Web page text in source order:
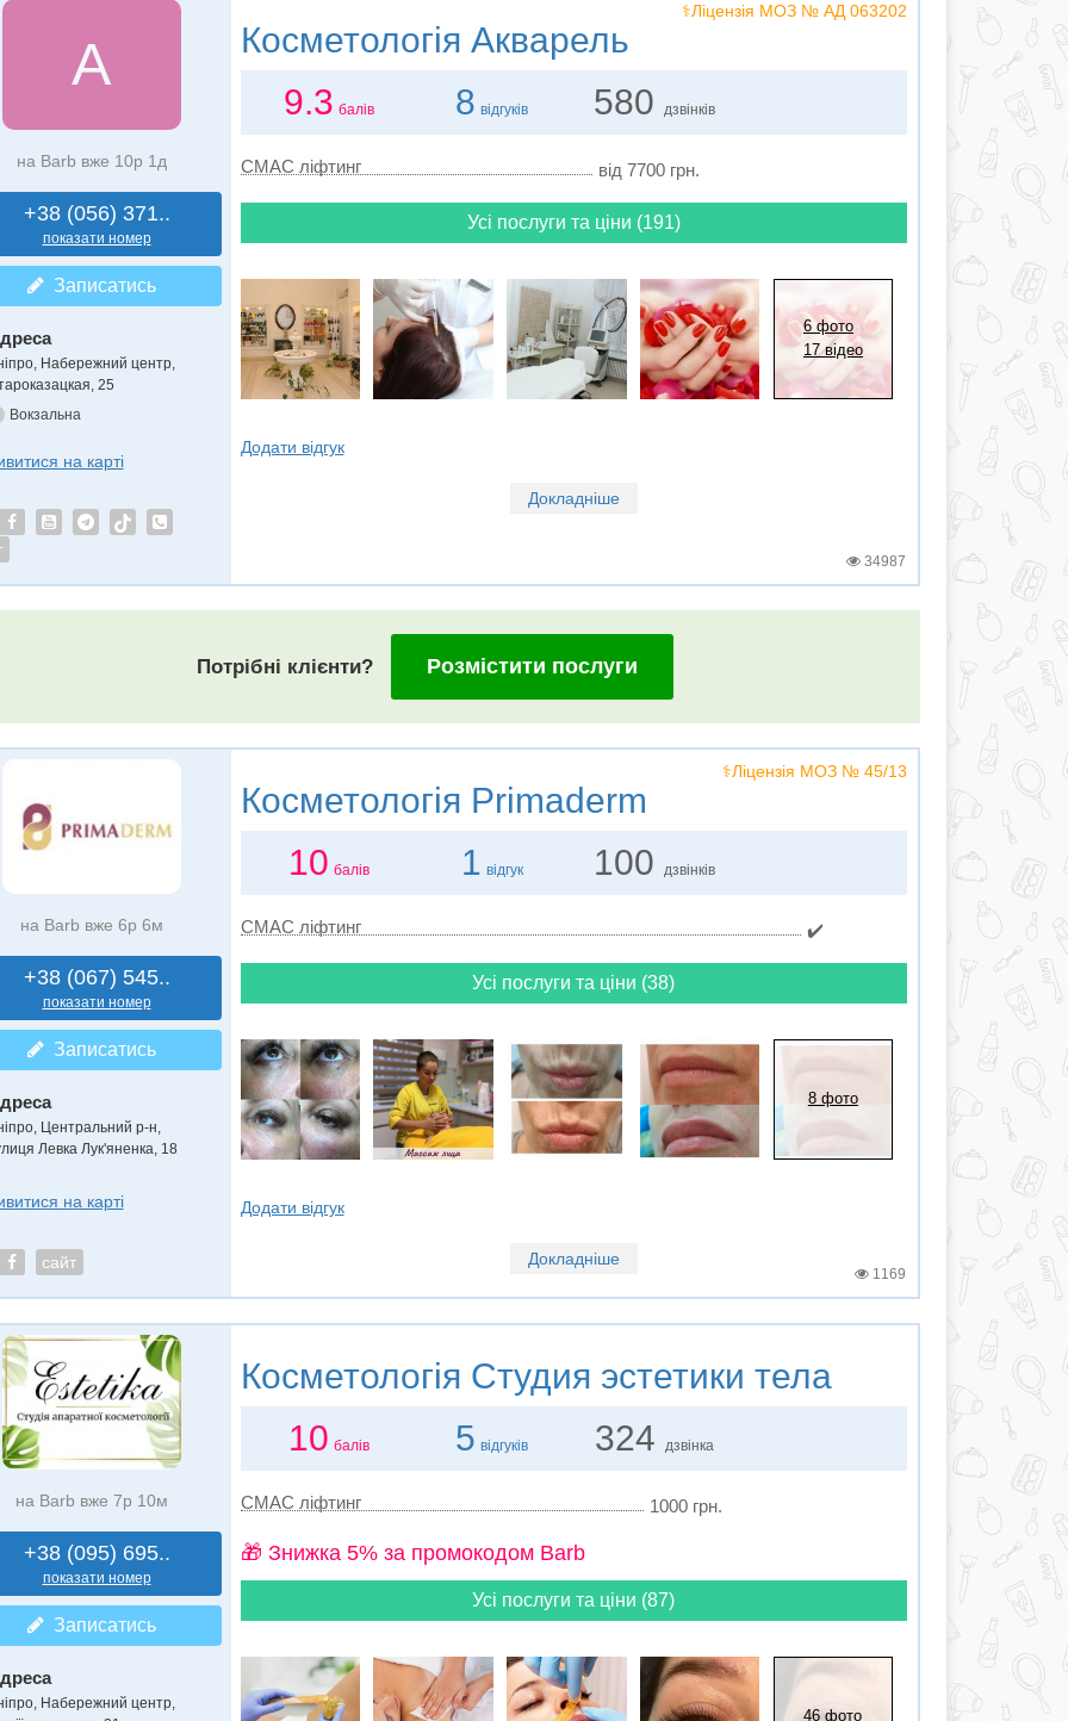
А
на Barb вже 10р 1д
+38 (056) 371..
показати номер
Записатись
Набережний центр,
25
Вокзальна
на карті
⚕️Ліцензія МОЗ № АД 063202
Косметологія Акварель
9.3 балів 8 відгуків 580 дзвінків
СМАС ліфтинг від 7700 грн.
Усі послуги та ціни (191)
6 фото
17 відео
Додати відгук
Докладніше
34987
Потрібні клієнти? Розмістити послуги
на Barb вже 6р 6м
+38 (067) 545..
показати номер
Записатись
Центральний р-н
Левка Лук'яненка, 18
на карті
сайт
⚕️Ліцензія МОЗ № 45/13
Косметологія Primaderm
10 балів 1 відгук 100 дзвінків
СМАС ліфтинг ✔️
Усі послуги та ціни (38)
8 фото
Додати відгук
Докладніше
1169
на Barb вже 7р 10м
+38 (095) 695..
показати номер
Записатись
Набережний центр,
Косметологія Студия эстетики тела
10 балів 5 відгуків 324 дзвінка
СМАС ліфтинг 1000 грн.
🎁 Знижка 5% за промокодом Barb
Усі послуги та ціни (87)
46 фото